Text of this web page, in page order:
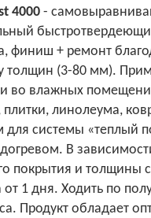
4000 -
финиш + ремонт
толщин (3-80 мм).
и во влажных
линолеума,
системы «теплый
В
покрытия и толщины
1 дня. Ходить по
Продукт обладает